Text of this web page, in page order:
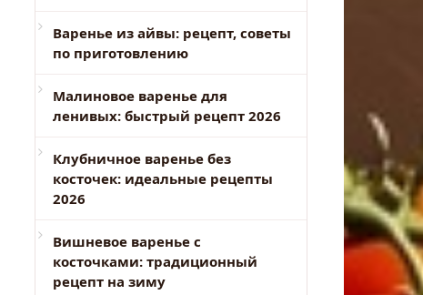
Варенье из айвы: рецепт, советы
по приготовлению
Малиновое варенье для
ленивых: быстрый рецепт 2026
Клубничное варенье без
косточек: идеальные рецепты
2026
Вишневое варенье с
косточками: традиционный
рецепт на зиму